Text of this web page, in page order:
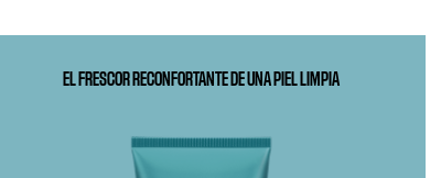
EL FRESCOR RECONFORTANTE DE UNA PIEL LIMPIA